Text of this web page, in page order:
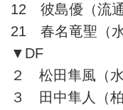
12 彼島優（流通
21 春名竜聖（水
▼DF
２ 松田隼風（水
３ 田中隼人（柏